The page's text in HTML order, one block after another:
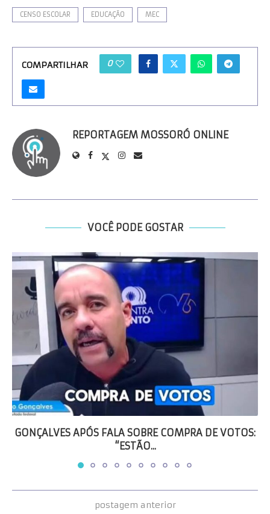
CENSO ESCOLAR EDUCAÇÃO MEC
COMPARTILHAR 0
REPORTAGEM MOSSORÓ ONLINE
VOCÊ PODE GOSTAR
GONÇALVES APÓS FALA SOBRE COMPRA DE VOTOS:
“ESTÃO...
postagem anterior